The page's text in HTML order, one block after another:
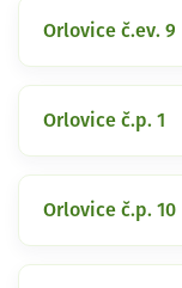
Orlovice č.ev. 9
Orlovice č.p. 1
Orlovice č.p. 10